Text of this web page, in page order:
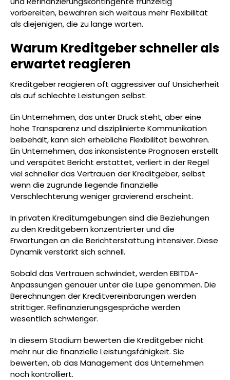
vorbereiten, bewahren sich weitaus mehr Flexibilität
als diejenigen, die zu lange warten.
Warum Kreditgeber schneller als
erwartet reagieren
Kreditgeber reagieren oft aggressiver auf Unsicherheit
als auf schlechte Leistungen selbst.
Ein Unternehmen, das unter Druck steht, aber eine
hohe Transparenz und disziplinierte Kommunikation
beibehält, kann sich erhebliche Flexibilität bewahren.
Ein Unternehmen, das inkonsistente Prognosen erstellt
und verspätet Bericht erstattet, verliert in der Regel
viel schneller das Vertrauen der Kreditgeber, selbst
wenn die zugrunde liegende finanzielle
Verschlechterung weniger gravierend erscheint.
In privaten Kreditumgebungen sind die Beziehungen
zu den Kreditgebern konzentrierter und die
Erwartungen an die Berichterstattung intensiver. Diese
Dynamik verstärkt sich schnell.
Sobald das Vertrauen schwindet, werden EBITDA-
Anpassungen genauer unter die Lupe genommen. Die
Berechnungen der Kreditvereinbarungen werden
strittiger. Refinanzierungsgespräche werden
wesentlich schwieriger.
In diesem Stadium bewerten die Kreditgeber nicht
mehr nur die finanzielle Leistungsfähigkeit. Sie
bewerten, ob das Management das Unternehmen
noch kontrolliert.